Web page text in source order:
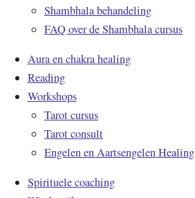
Shambhala behandeling
FAQ over de Shambhala cursus
Aura en chakra healing
Reading
Workshops
Tarot cursus
Tarot consult
Engelen en Aartsengelen Healing
Spirituele coaching